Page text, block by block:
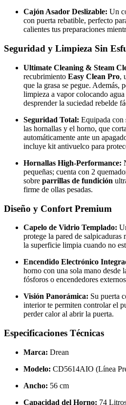
Cajón Asador Deslizable: Un
con puerta rebatible, perfecto
calientes tus preparaciones
Seguridad y Limpieza Sin
Ultimate Cleaning & Steam
recubrimiento Easy Clean Pro,
que la grasa se pegue. Además,
limpieza a vapor colocando
desprender la suciedad rebelde
Seguridad Total: Equipada con
las hornallas y el horno, que
automáticamente ante un
incluye kit antivuelco para
Hornallas High-Performance:
pequeñas; cuenta con 2
sobre parrillas de fundición
firme de ollas pesadas.
Diseño y Confort Premium
Capelo de Vidrio Templado:
protege la pared de salpicaduras
la superficie limpia cuando no
Encendido Electrónico
horno con una sola mano desde
fósforos o encendedores
Visión Panorámica: Su puerta
interior te permiten controlar el
perder calor al abrir la puerta.
Especificaciones Técnicas
Marca: Drean
Modelo: CD5614AIO (Línea
Ancho: 56 cm
Capacidad del Horno: 74